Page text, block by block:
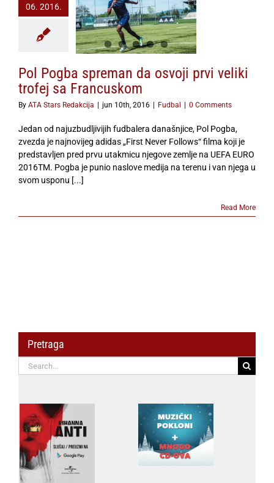
06. 2016.
spreman da
Pol Pogba spreman da osvoji prvi veliki
trofej sa Francuskom
By ATA Stars Redakcija | jun 10th, 2016 | Fudbal | 0 Comments
Jedan od najuzbudljivijih fudbalera današnjice, Pol Pogba,
zvezda je najnovijeg adidas „First Never Follows“ filma koji je
predstavljen pred prvu utakmicu njegove zemlje na UEFA EURO
2016TM. Pogba je punio naslove medija na terenu i van njega u
svom usponu [...]
Read More
Pretraga
Search
for: